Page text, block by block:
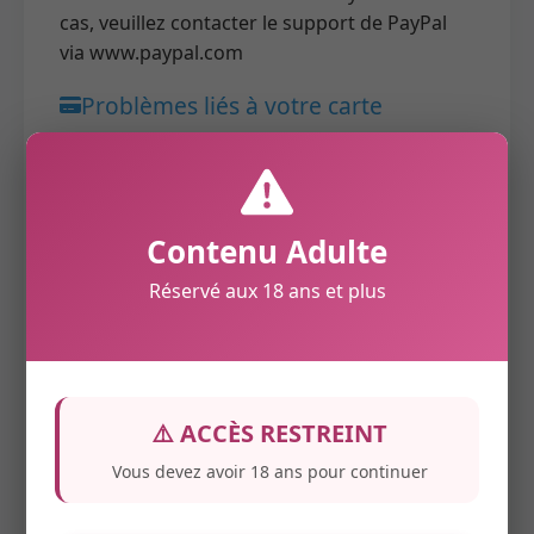
cas, veuillez contacter le support de PayPal
via www.paypal.com
Problèmes liés à votre carte
: le compte ne dispose
pas de fonds suffisants au moment de la
transaction
Plafond dépassé: le montant de la
client doit utiliser une autre carte
Numéro de carte invalide: le client a saisi un
numéro incorrect ou a fait une erreur de
frappe
Contenu Adulte
Réservé aux 18 ans et plus
⚠️ ACCÈS RESTREINT
Vous devez avoir 18 ans pour continuer